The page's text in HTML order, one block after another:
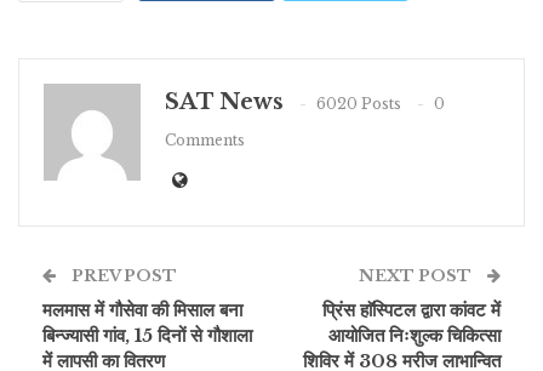
SAT News 6020 Posts
0
Comments
PREV POST
मलमास में गौसेवा की मिसाल बना
बिन्ज्यासी गांव, 15 दिनों से गौशाला
में लापसी का वितरण
NEXT POST
प्रिंस हाॅस्पिटल द्वारा कांवट में
आयोजित निःशुल्क चिकित्सा
शिविर में 308 मरीज लाभान्वित